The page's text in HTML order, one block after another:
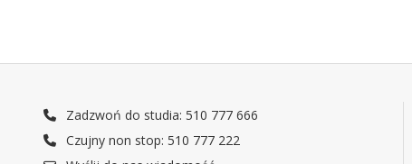
Zadzwoń do studia: 510 777 666
Czujny non stop: 510 777 222